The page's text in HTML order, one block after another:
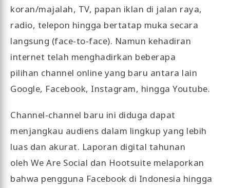
koran/majalah, TV, papan iklan di jalan raya,
radio, telepon hingga bertatap muka secara
langsung (face-to-face). Namun kehadiran
internet telah menghadirkan beberapa
pilihan channel online yang baru antara lain
Google, Facebook, Instagram, hingga Youtube.
Channel-channel baru ini diduga dapat
menjangkau audiens dalam lingkup yang lebih
luas dan akurat. Laporan digital tahunan
oleh We Are Social dan Hootsuite melaporkan
bahwa pengguna Facebook di Indonesia hingga